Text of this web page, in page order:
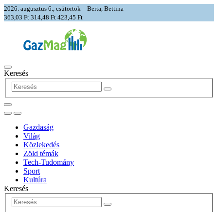
2026. augusztus 6., csütörtök – Berta, Bettina
363,03 Ft 314,48 Ft 423,45 Ft
Keresés
Gazdaság
Világ
Közlekedés
Zöld témák
Tech-Tudomány
Sport
Kultúra
Keresés